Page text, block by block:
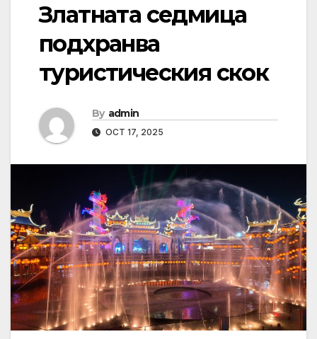
Златната седмица
подхранва
туристическия скок
By admin
OCT 17, 2025